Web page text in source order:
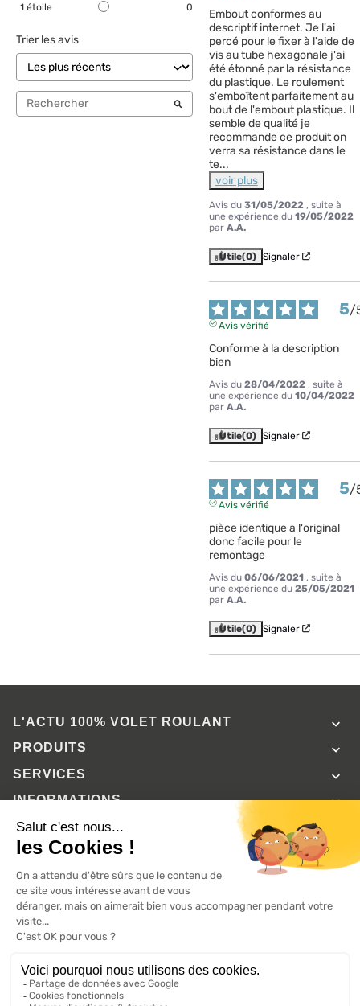
1 étoile 0
Trier les avis
Embout conformes au
descriptif internet. Je l'ai
percé pour le fixer à l'aide de
vis au tube hexagonale j'ai
été étonné par la résistance
du plastique. Le roulement
s'emboîtent parfaitement au
bout de l'embout plastique. Il
semble de qualité je
recommande ce produit on
verra sa résistance dans le
te...
voir plus
Avis du 31/05/2022 , suite à
une expérience du 19/05/2022
par A.A.
Utile(0) Signaler
5/
Avis vérifié
Conforme à la description
bien
Avis du 28/04/2022 , suite à
une expérience du 10/04/2022
par A.A.
Utile(0) Signaler
5/
Avis vérifié
pièce identique a l'original
donc facile pour le
remontage
Avis du 06/06/2021 , suite à
une expérience du 25/05/2021
par A.A.
Utile(0) Signaler
L'ACTU 100%VOLET ROULANT 
PRODUITS 
SERVICES 
INFORMATIONS 
A propos de 100% volets roulant Avis clients
Conditions générales de vente Mentions légales